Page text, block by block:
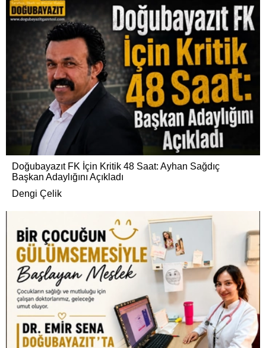
Doğubayazıt FK İçin Kritik 48 Saat: Ayhan Sağdıç
Başkan Adaylığını Açıkladı
Dengi Çelik